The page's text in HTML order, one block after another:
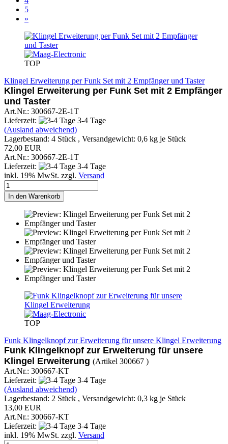
5
»
TOP
Klingel Erweiterung per Funk Set mit 2 Empfänger und Taster
Klingel Erweiterung per Funk Set mit 2 Empfänger
und Taster
Art.Nr.: 300667-2E-1T
Lieferzeit:
3-4 Tage
(Ausland abweichend)
Lagerbestand: 4 Stück , Versandgewicht: 0,6 kg je Stück
72,00 EUR
Art.Nr.: 300667-2E-1T
Lieferzeit:
3-4 Tage
inkl. 19% MwSt. zzgl. Versand
In den Warenkorb
TOP
Funk Klingelknopf zur Erweiterung für unsere Klingel Erweiterung
Funk Klingelknopf zur Erweiterung für unsere
Klingel Erweiterung (Artikel 300667 )
Art.Nr.: 300667-KT
Lieferzeit:
3-4 Tage
(Ausland abweichend)
Lagerbestand: 2 Stück , Versandgewicht: 0,3 kg je Stück
13,00 EUR
Art.Nr.: 300667-KT
Lieferzeit:
3-4 Tage
inkl. 19% MwSt. zzgl. Versand